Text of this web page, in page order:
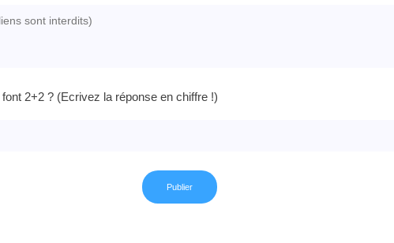
2+2 ? (Ecrivez la réponse en chiffre !)